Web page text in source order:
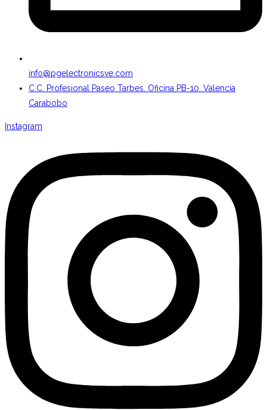
info@pgelectronicsve.com
C.C. Profesional Paseo Tarbes. Oficina PB-10. Valencia
Carabobo
Instagram